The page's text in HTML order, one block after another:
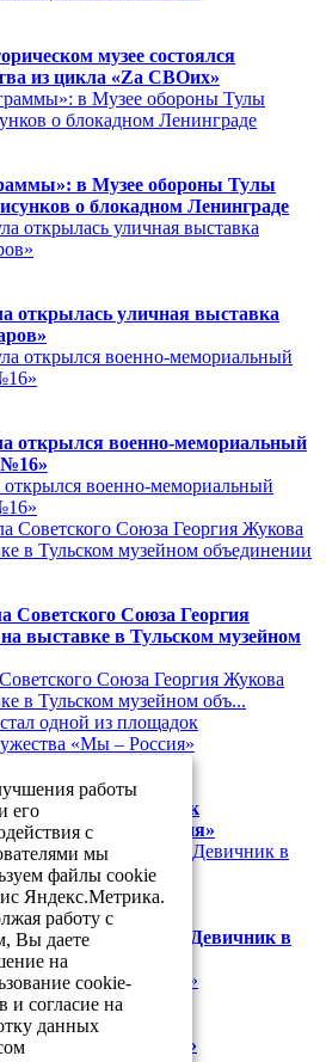
музее состоялся
из цикла «Zа СВОих»
в Музее обороны Тулы
о блокадном Ленинграде
открылась уличная выставка
открылся военно-мемориальный
№16»
военно-мемориальный
Союза Георгия
выставке в Тульском музейном
Союза Георгия Жукова
в Тульском музейном объ...
одной из площадок
«Мы – Россия»
прошёл «Девичник в
собирает друзей»
работы
его
с
мы
файлы cookie
Яндекс.Метрика.
работу с
Вы даете
на
cookie-
и согласие на
данных